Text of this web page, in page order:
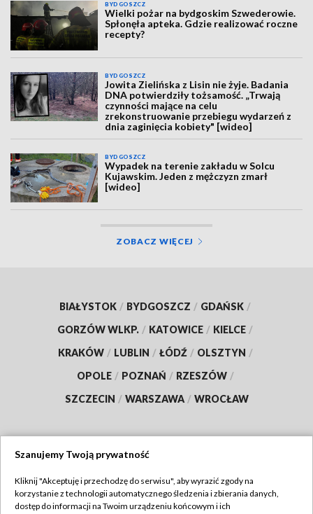
BYDGOSZCZ
Wielki pożar na bydgoskim Szwederowie.
Spłonęła apteka. Gdzie realizować roczne
recepty?
BYDGOSZCZ
Jowita Zielińska z Lisin nie żyje. Badania
DNA potwierdziły tożsamość. „Trwają
czynności mające na celu
zrekonstruowanie przebiegu wydarzeń z
dnia zaginięcia kobiety" [wideo]
BYDGOSZCZ
Wypadek na terenie zakładu w Solcu
Kujawskim. Jeden z mężczyzn zmarł
[wideo]
ZOBACZ WIĘCEJ
BIAŁYSTOK / BYDGOSZCZ / GDAŃSK /
GORZÓW WLKP. / KATOWICE / KIELCE /
KRAKÓW / LUBLIN / ŁÓDŹ / OLSZTYN /
OPOLE / POZNAŃ / RZESZÓW /
SZCZECIN / WARSZAWA / WROCŁAW
TVP
Szanujemy Twoją prywatność
Kliknij "Akceptuję i przechodzę do serwisu", aby wyrazić zgody na
korzystanie z technologii automatycznego śledzenia i zbierania danych,
dostęp do informacji na Twoim urządzeniu końcowym i ich